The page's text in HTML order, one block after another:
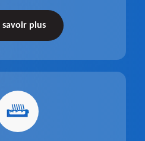
société Pro gouttière 83.
savoir plus